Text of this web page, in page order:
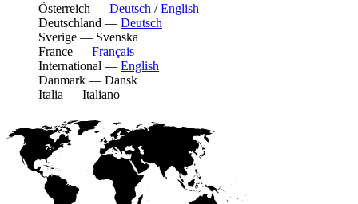
Österreich — Deutsch /English
Deutschland — Deutsch
Sverige — Svenska
France — Français
International — English
Danmark — Dansk
Italia — Italiano